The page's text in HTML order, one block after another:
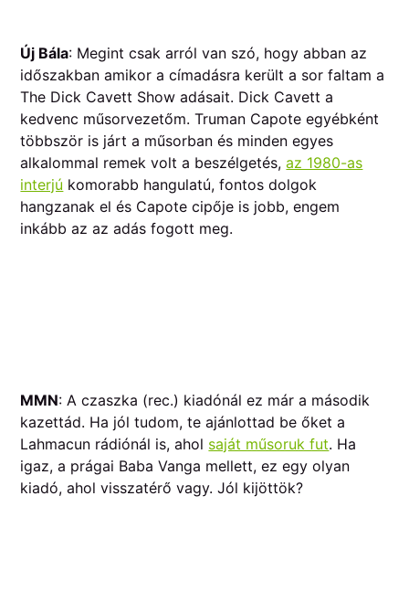
Új Bála: Megint csak arról van szó, hogy abban az
időszakban amikor a címadásra került a sor faltam a
The Dick Cavett Show adásait. Dick Cavett a
kedvenc műsorvezetőm. Truman Capote egyébként
többször is járt a műsorban és minden egyes
alkalommal remek volt a beszélgetés,az 1980-as
interjú komorabb hangulatú, fontos dolgok
hangzanak el és Capote cipője is jobb, engem
inkább az az adás fogott meg.
MMN: A czaszka (rec.) kiadónál ez már a második
kazettád. Ha jól tudom, te ajánlottad be őket a
Lahmacun rádiónál is, ahol saját műsoruk fut. Ha
igaz, a prágai Baba Vanga mellett, ez egy olyan
kiadó, ahol visszatérő vagy. Jól kijöttök?